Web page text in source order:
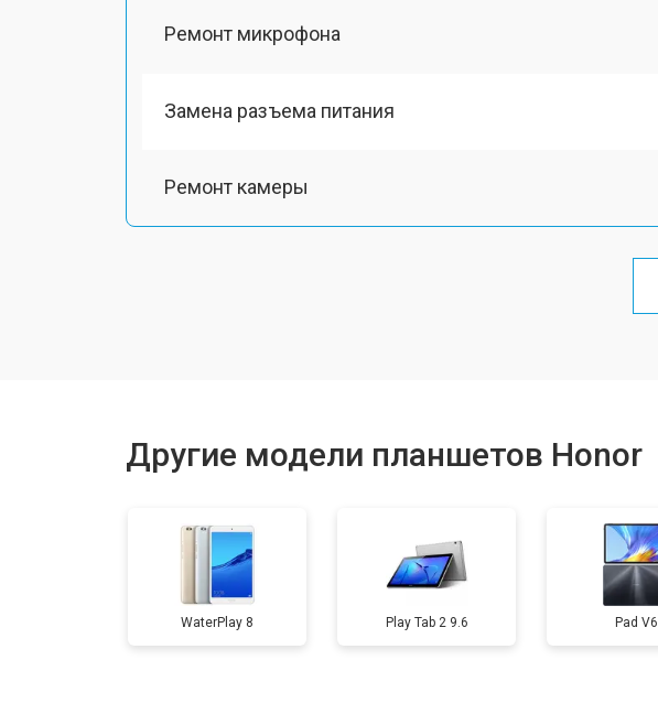
Ремонт микрофона
Замена разъема питания
Ремонт камеры
Замена аккумулятора
Замена Wi-Fi
Другие модели планшетов Honor
WaterPlay 8 Play Tab 2 9.6 Pad V6